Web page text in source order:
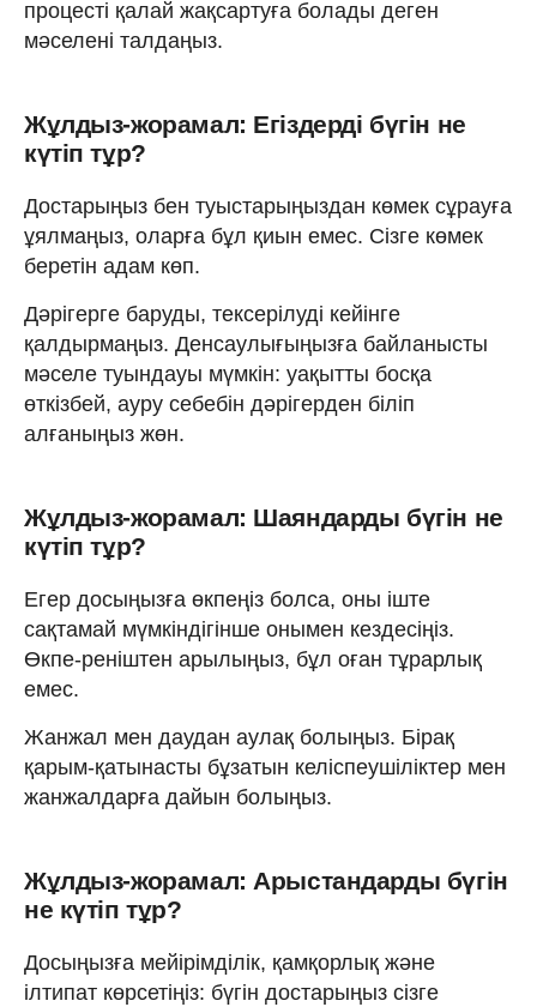
процесті қалай жақсартуға болады деген
мәселені талдаңыз.
Жұлдыз-жорамал: Егіздерді бүгін не
күтіп тұр?
Достарыңыз бен туыстарыңыздан көмек сұрауға
ұялмаңыз, оларға бұл қиын емес. Сізге көмек
беретін адам көп.
Дәрігерге баруды, тексерілуді кейінге
қалдырмаңыз. Денсаулығыңызға байланысты
мәселе туындауы мүмкін: уақытты босқа
өткізбей, ауру себебін дәрігерден біліп
алғаныңыз жөн.
Жұлдыз-жорамал: Шаяндарды бүгін не
күтіп тұр?
Егер досыңызға өкпеңіз болса, оны іште
сақтамай мүмкіндігінше онымен кездесіңіз.
Өкпе-реніштен арылыңыз, бұл оған тұрарлық
емес.
Жанжал мен даудан аулақ болыңыз. Бірақ
қарым-қатынасты бұзатын келіспеушіліктер мен
жанжалдарға дайын болыңыз.
Жұлдыз-жорамал: Арыстандарды бүгін
не күтіп тұр?
Досыңызға мейірімділік, қамқорлық және
ілтипат көрсетіңіз: бүгін достарыңыз сізге